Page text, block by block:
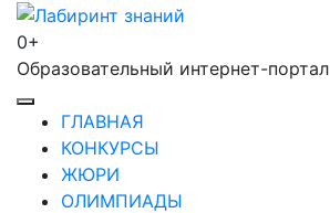
Перейти
содержимому
Enter)
Лабиринт знаний
0+
Образовательный интернет-портал
ГЛАВНАЯ
КОНКУРСЫ
ЖЮРИ
ОЛИМПИАДЫ